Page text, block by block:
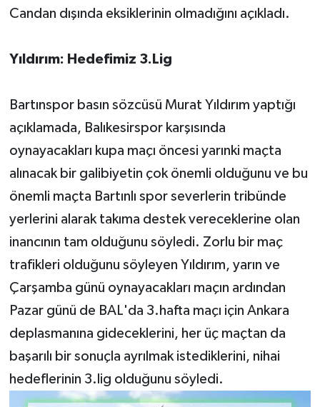
Candan dışında eksiklerinin olmadığını açıkladı.
Yıldırım: Hedefimiz 3.Lig
Bartınspor basın sözcüsü Murat Yıldırım yaptığı
açıklamada, Balıkesirspor karşısında
oynayacakları kupa maçı öncesi yarınki maçta
alınacak bir galibiyetin çok önemli olduğunu ve bu
önemli maçta Bartınlı spor severlerin tribünde
yerlerini alarak takıma destek vereceklerine olan
inancının tam olduğunu söyledi. Zorlu bir maç
trafikleri olduğunu söyleyen Yıldırım, yarın ve
Çarşamba günü oynayacakları maçın ardından
Pazar günü de BAL'da 3.hafta maçı için Ankara
deplasmanına gideceklerini, her üç maçtan da
başarılı bir sonuçla ayrılmak istediklerini, nihai
hedeflerinin 3.lig olduğunu söyledi.